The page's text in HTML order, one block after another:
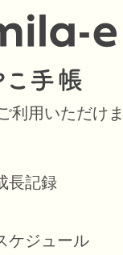
利用いただけ
長記録
ケジュール